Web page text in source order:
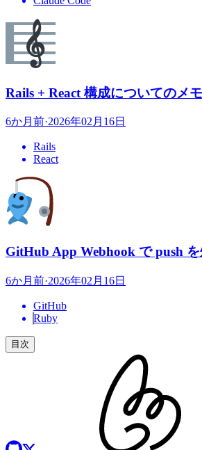
Rails + React 構成についてのメモ
6か月前·2026年02月16日
Rails
React
GitHub App Webhook で push
6か月前·2026年02月16日
GitHub
Ruby
目次